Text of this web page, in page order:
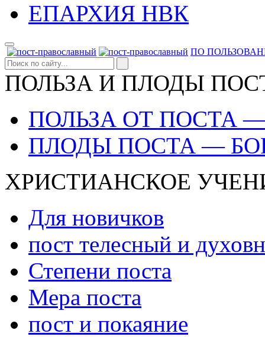
ЕПАРХИЯ НВК
ПО
ПОЛЬЗА И ПЛОДЫ
ПОЛЬЗА ОТ ПОСТА
ПЛОДЫ ПОСТА —
ХРИСТИАНСКОЕ
Для новичков
пост телесный и
Степени поста
Мера поста
пост и покаяние